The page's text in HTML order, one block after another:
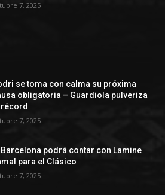
7, 2025
se toma con calma su próxima
obligatoria – Guardiola pulveriza
7, 2025
Barcelona podrá contar con Lamine
para el Clásico
7, 2025